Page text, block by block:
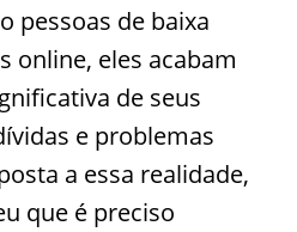
pessoas de baixa
online, eles acabam
de seus
e problemas
a essa realidade,
que é preciso